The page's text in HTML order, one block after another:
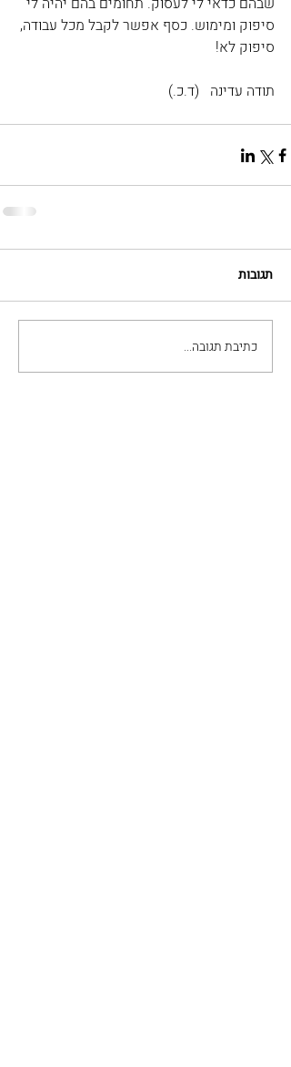
סיפוק ומימוש. כסף אפשר לקבל מכל עבודה,
סיפוק לא!
תודה עדינה   (ד.כ.)
תגובות
כתיבת תגובה...